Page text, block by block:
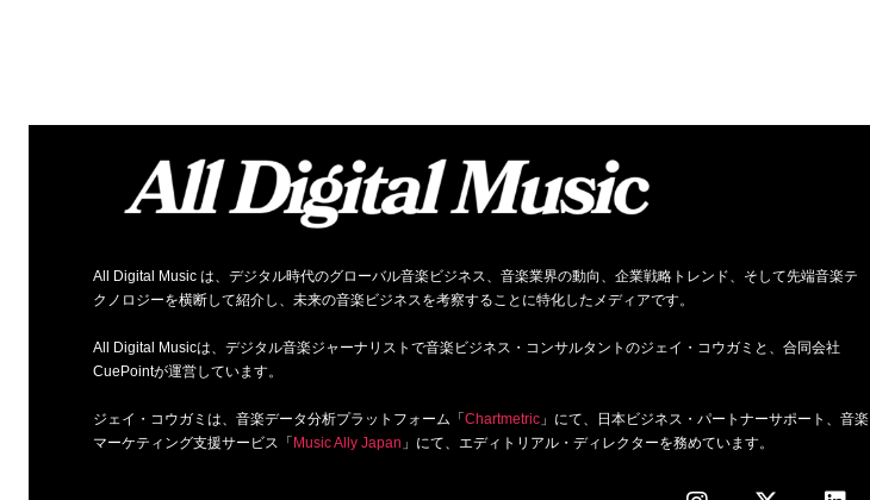
All Digital Music は、デジタル時代のグローバル音楽ビジネス、音楽業界の動向、企業戦略トレンド、そして先端音楽テ
クノロジーを横断して紹介し、未来の音楽ビジネスを考察することに特化したメディアです。
All Digital Musicは、デジタル音楽ジャーナリストで音楽ビジネス・コンサルタントのジェイ・コウガミと、合同会社
CuePointが運営しています。
ジェイ・コウガミは、音楽データ分析プラットフォーム「Chartmetric」にて、日本ビジネス・パートナーサポート、音楽
マーケティング支援サービス「Music Ally Japan 」にて、エディトリアル・ディレクターを務めています。